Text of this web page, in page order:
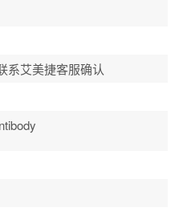
系艾美捷客服确认